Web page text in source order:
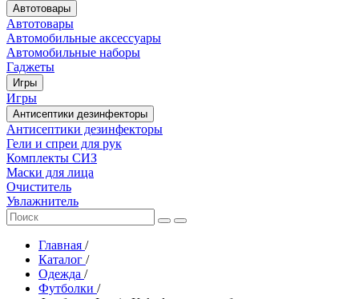
Автотовары
Автотовары
Автомобильные аксессуары
Автомобильные наборы
Гаджеты
Игры
Игры
Антисептики дезинфекторы
Антисептики дезинфекторы
Гели и спреи для рук
Комплекты СИЗ
Маски для лица
Очиститель
Увлажнитель
Главная /
Каталог /
Одежда /
Футболки /